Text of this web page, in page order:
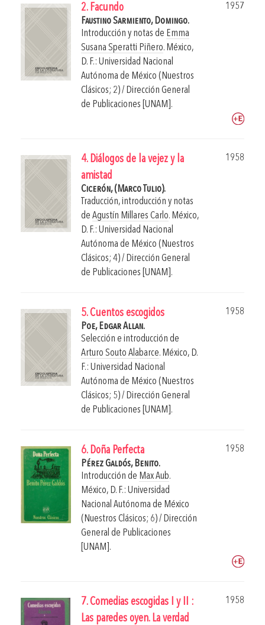
2. Facundo
1957
Faustino Sarmiento, Domingo.
Introducción y notas de Emma
Susana Speratti Piñero. México,
D. F.: Universidad Nacional
Autónoma de México (Nuestros
Clásicos; 2) / Dirección General
de Publicaciones [UNAM].
4. Diálogos de la vejez y la
amistad
1958
Cicerón, (Marco Tulio).
Traducción, introducción y notas
de Agustín Millares Carlo. México,
D. F.: Universidad Nacional
Autónoma de México (Nuestros
Clásicos; 4) / Dirección General
de Publicaciones [UNAM].
5. Cuentos escogidos
1958
Poe, Edgar Allan.
Selección e introducción de
Arturo Souto Alabarce. México, D.
F.: Universidad Nacional
Autónoma de México (Nuestros
Clásicos; 5) / Dirección General
de Publicaciones [UNAM].
6. Doña Perfecta
1958
Pérez Galdós, Benito.
Introducción de Max Aub.
México, D. F.: Universidad
Nacional Autónoma de México
(Nuestros Clásicos; 6) / Dirección
General de Publicaciones
[UNAM].
7. Comedias escogidas I y II :
Las paredes oyen. La verdad
1958